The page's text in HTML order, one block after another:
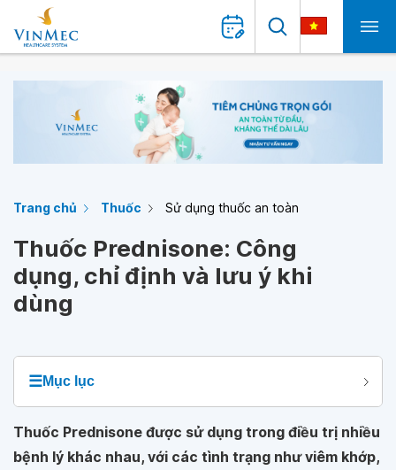
Trang chủ Thuốc Sử dụng thuốc an toàn
Thuốc Prednisone: Công
dụng, chỉ định và lưu ý khi
dùng
☰Mục lục
Thuốc Prednisone được sử dụng trong điều trị nhiều
bệnh lý khác nhau, với các tình trạng như viêm khớp,